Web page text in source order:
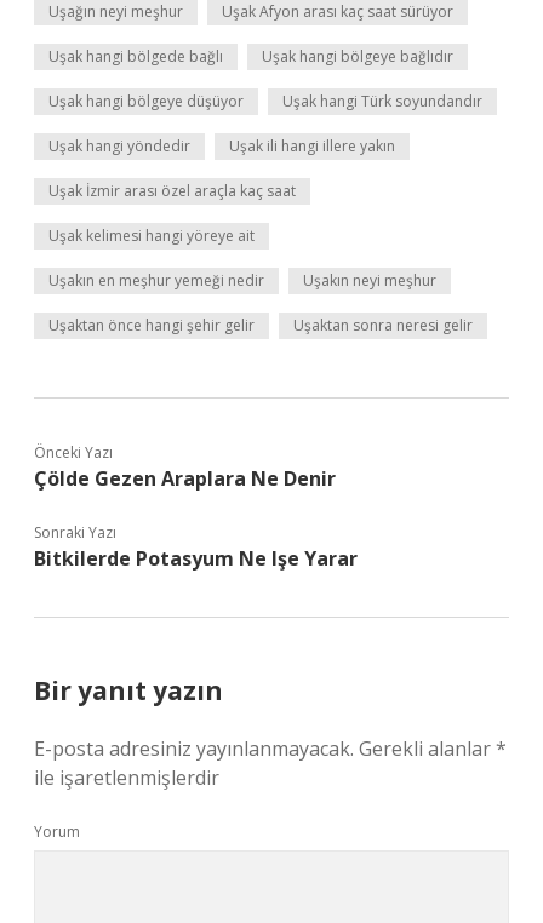
Uşağın neyi meşhur Uşak Afyon arası kaç saat sürüyor
Uşak hangi bölgede bağlı Uşak hangi bölgeye bağlıdır
Uşak hangi bölgeye düşüyor Uşak hangi Türk soyundandır
Uşak hangi yöndedir Uşak ili hangi illere yakın
Uşak İzmir arası özel araçla kaç saat
Uşak kelimesi hangi yöreye ait
Uşakın en meşhur yemeği nedir Uşakın neyi meşhur
Uşaktan önce hangi şehir gelir Uşaktan sonra neresi gelir
Önceki Yazı
Çölde Gezen Araplara Ne Denir
Sonraki Yazı
Bitkilerde Potasyum Ne Işe Yarar
Bir yanıt yazın
E-posta adresiniz yayınlanmayacak. Gerekli alanlar*
ile işaretlenmişlerdir
Yorum